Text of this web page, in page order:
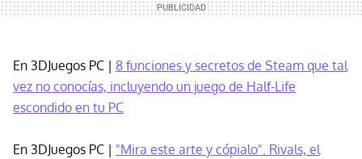
En 3DJuegos PC | 8 funciones y secretos de Steam que tal
vez no conocías, incluyendo un juego de Half-Life
escondido en tu PC
En 3DJuegos PC | "Mira este arte y cópialo". Rivals, el